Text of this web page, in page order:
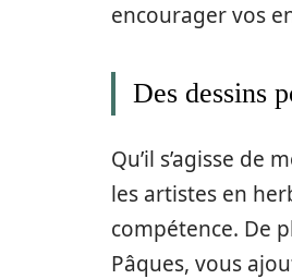
encourager vos
Des dessins
Qu’il s’agisse
les artistes en
compétence. De
Pâques, vous